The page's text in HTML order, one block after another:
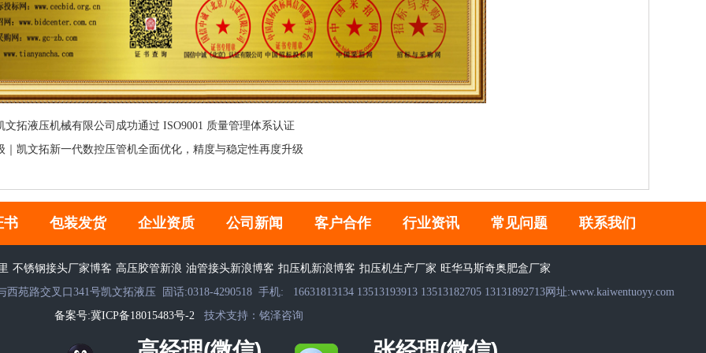
文拓液压机械有限公司成功通过 ISO9001 质量管理体系认证
｜凯文拓新一代数控压管机全面优化，精度与稳定性再度升级
书 包装发货 企业资质 公司新闻 客户合作 行业资讯 常见问题 联系我们
不锈钢接头厂家博客 高压胶管新浪 油管接头新浪博客 扣压机新浪博客 扣压机生产厂家 旺华马斯奇奥肥盒厂家
路交叉口341号凯文拓液压 固话:0318-4290518 手机: 16631813134 13513193913 13513182705 13131892713网址:www.kaiwentuoyy.com
备案号:冀ICP备18015483号-2 技术支持：铭泽咨询